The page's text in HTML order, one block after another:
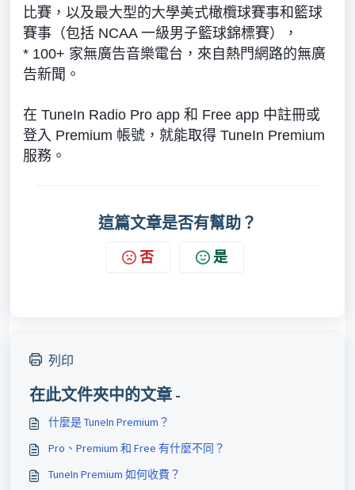
比賽，以及最大型的大學美式橄欖球賽事和籃球
賽事（包括 NCAA 一級男子籃球錦標賽），
* 100+ 家無廣告音樂電台，來自熱門網路的無廣
告新聞。
在 TuneIn Radio Pro app 和 Free app 中註冊或
登入 Premium 帳號，就能取得 TuneIn Premium
服務。
這篇文章是否有幫助？
否 是
列印
在此文件夾中的文章 -
什麼是 TuneIn Premium？
Pro、Premium 和 Free 有什麼不同？
TuneIn Premium 如何收費？